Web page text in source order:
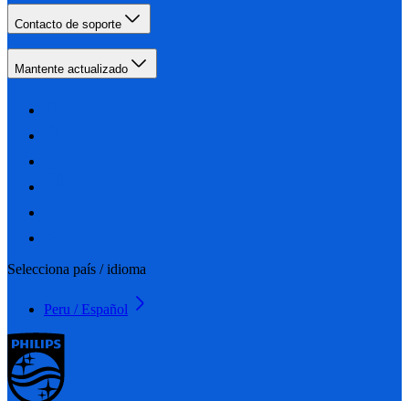
Contacto de soporte
Mantente actualizado
Selecciona país / idioma
Peru / Español